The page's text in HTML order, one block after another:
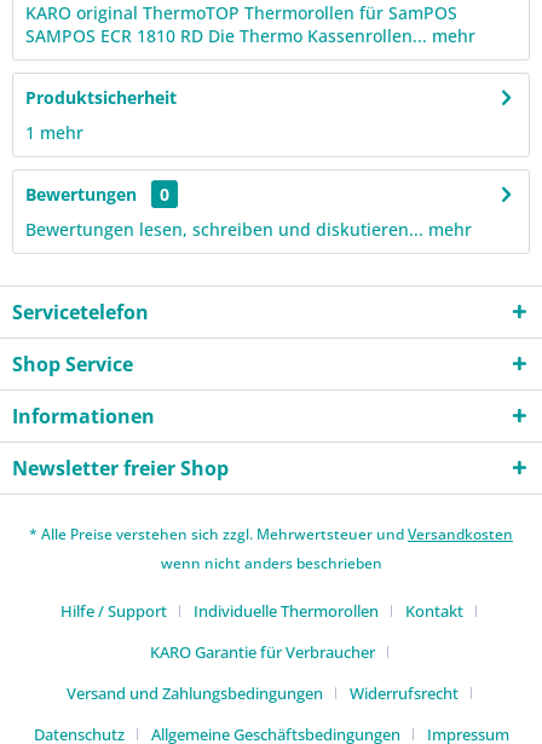
KARO original ThermoTOP Thermorollen für SamPOS
SAMPOS ECR 1810 RD Die Thermo Kassenrollen... mehr
Produktsicherheit
1 mehr
Bewertungen
0
Bewertungen lesen, schreiben und diskutieren... mehr
Servicetelefon
Shop Service
Informationen
Newsletter freier Shop
* Alle Preise verstehen sich zzgl. Mehrwertsteuer undVersandkosten
wenn nicht anders beschrieben
Hilfe / Support Individuelle Thermorollen
Kontakt
KARO Garantie für Verbraucher
Versand und Zahlungsbedingungen
Widerrufsrecht
Datenschutz
Allgemeine Geschäftsbedingungen Impressum